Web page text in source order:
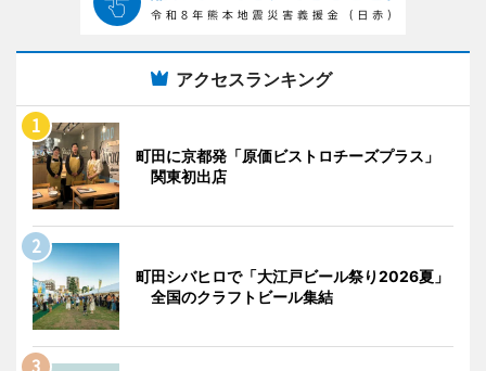
アクセスランキング
町田に京都発「原価ビストロチーズプラス」
関東初出店
町田シバヒロで「大江戸ビール祭り2026夏」
全国のクラフトビール集結